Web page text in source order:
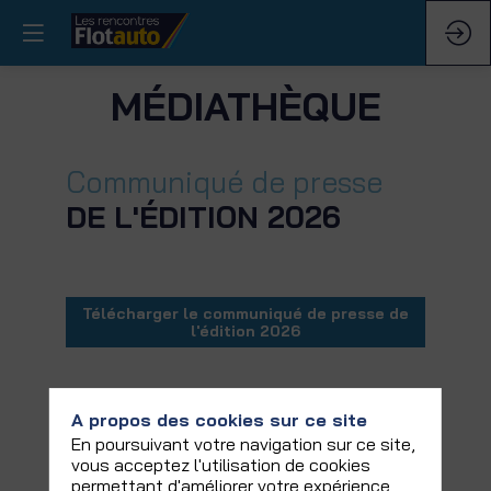
MÉDIATHÈQUE
Communiqué de presse
DE L'ÉDITION 2026
Télécharger le communiqué de presse de
l'édition 2026
Paris Le Bourget
Rencontres Flotauto Paris 2026 : le véhicule
électrique en majesté
A propos des cookies sur ce site
En poursuivant votre navigation sur ce site,
vous acceptez l'utilisation de cookies
permettant d'améliorer votre expérience